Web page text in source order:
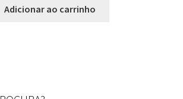
Adicionar ao carrinho